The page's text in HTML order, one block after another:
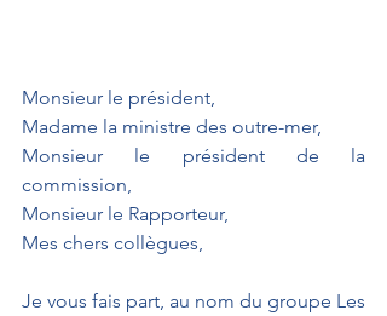
Monsieur le président,
Madame la ministre des outre-mer,
Monsieur le président de la
commission,
Monsieur le Rapporteur,
Mes chers collègues,
Je vous fais part, au nom du groupe Les